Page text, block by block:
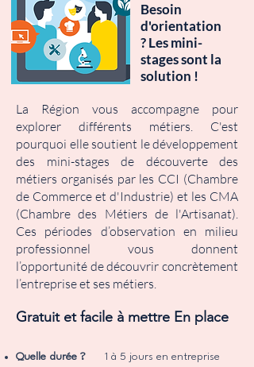
Besoin
d'orientation
? Les mini-
stages sont la
solution !
La Région vous accompagne pour
explorer différents métiers. C'est
pourquoi elle soutient le développement
des mini-stages de découverte des
métiers organisés par les CCI (Chambre
de Commerce et d'Industrie) et les CMA
(Chambre des Métiers de l'Artisanat).
Ces périodes d’observation en milieu
professionnel vous donnent
l’opportunité de découvrir concrètement
l’entreprise et ses métiers.
Gratuit et facile à mettre En place
Quelle durée ?
1 à 5 jours en entreprise